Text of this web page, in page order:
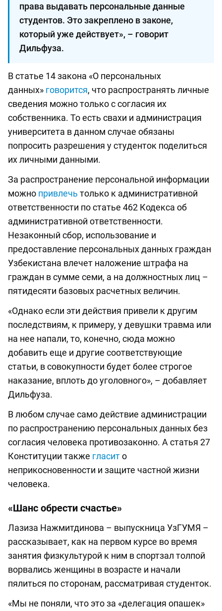
права выдавать персональные данные
студентов. Это закреплено в законе,
который уже действует», – говорит
Дильфуза.
В статье 14 закона «О персональных
данных» говорится, что распространять личные
сведения можно только с согласия их
собственника. То есть свахи и администрация
университета в данном случае обязаны
попросить разрешения у студенток поделиться
их личными данными.
За распространение персональной информации
можно привлечь только к административной
ответственности по статье 462 Кодекса об
административной ответственности.
Незаконный сбор, использование и
предоставление персональных данных граждан
Узбекистана влечет наложение штрафа на
граждан в сумме семи, а на должностных лиц –
пятидесяти базовых расчетных величин.
«Однако если эти действия привели к другим
последствиям, к примеру, у девушки травма или
на нее напали, то, конечно, сюда можно
добавить еще и другие соответствующие
статьи, в совокупности будет более строгое
наказание, вплоть до уголовного», – добавляет
Дильфуза.
В любом случае само действие администрации
по распространению персональных данных без
согласия человека противозаконно. А статья 27
Конституции также гласито
неприкосновенности и защите частной жизни
человека.
«Шанс обрести счастье»
Лазиза Нажмитдинова ­– выпускница УзГУМЯ ­–
рассказывает, как на первом курсе во время
занятия физкультурой к ним в спортзал толпой
ворвались женщины в возрасте и начали
пялиться по сторонам, рассматривая студенток.
«Мы не поняли, что это за «делегация опашек»